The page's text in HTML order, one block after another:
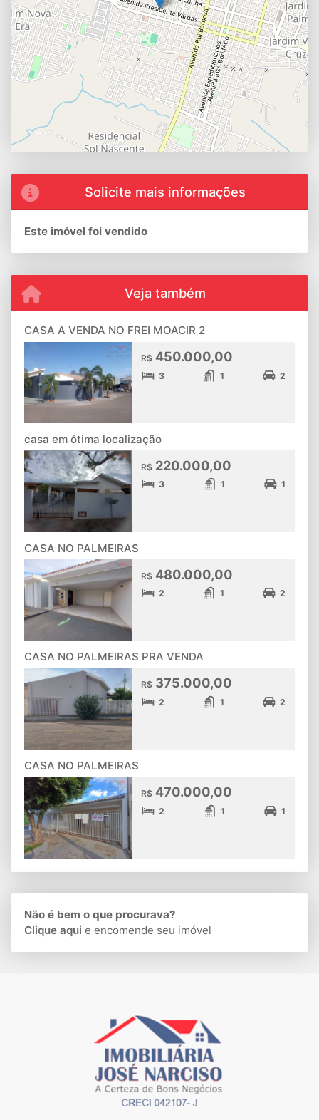
Solicite mais informações
Este imóvel foi vendido
Veja também
CASA A VENDA NO FREI MOACIR 2
R$ 450.000,00
3 1 2
casa em ótima localização
R$ 220.000,00
3 1 1
CASA NO PALMEIRAS
R$ 480.000,00
2 1 2
CASA NO PALMEIRAS PRA VENDA
R$ 375.000,00
2 1 2
CASA NO PALMEIRAS
R$ 470.000,00
2 1 1
Não é bem o que procurava?
Clique aqui e encomende seu imóvel